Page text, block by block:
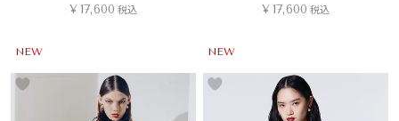
¥17,600 税込
¥17,600 税込
NEW NEW